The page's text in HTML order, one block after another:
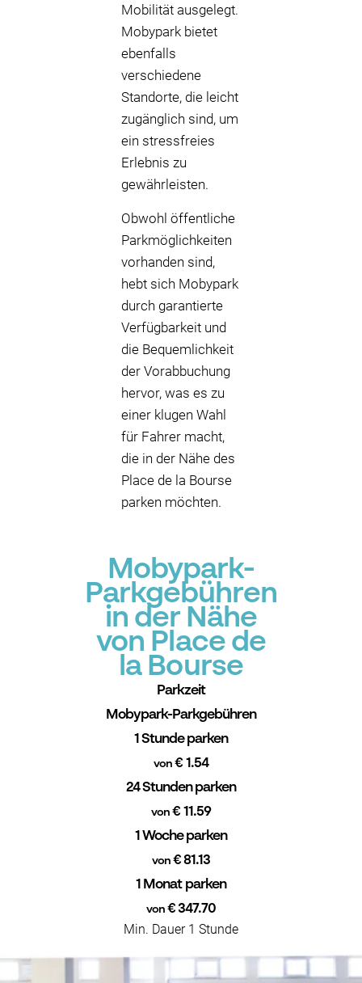
Mobilität ausgelegt.
Mobypark bietet
ebenfalls
verschiedene
Standorte, die leicht
zugänglich sind, um
ein stressfreies
Erlebnis zu
gewährleisten.
Obwohl öffentliche
Parkmöglichkeiten
vorhanden sind,
hebt sich Mobypark
durch garantierte
Verfügbarkeit und
die Bequemlichkeit
der Vorabbuchung
hervor, was es zu
einer klugen Wahl
für Fahrer macht,
die in der Nähe des
Place de la Bourse
parken möchten.
Mobypark-
Parkgebühren
in der Nähe
von Place de
la Bourse
Parkzeit
Mobypark-Parkgebühren
1 Stunde parken
von € 1.54
24 Stunden parken
von € 11.59
1 Woche parken
von€ 81.13
1 Monat parken
von€ 347.70
Min. Dauer 1 Stunde